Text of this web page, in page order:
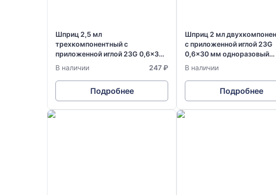
Шприц 2,5 мл
трехкомпонентный с
приложенной иглой 23G 0,6x30
мм одноразовый стерильный
В наличии 247 ₽
Подробнее
Шприц 2 мл
с приложенной иглой 23G
0,6x30 мм одноразовый
стерильный Vogt Medical
В наличии
Подробнее